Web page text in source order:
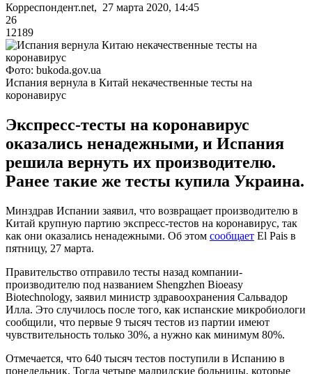
Корреспондент.net, 27 марта 2020, 14:45
26
12189
Фото: bukoda.gov.ua
Испания вернула в Китай некачественные тесты на
коронавирус
Экспресс-тесты на коронавирус
оказались ненадежными, и Испания
решила вернуть их производителю.
Ранее такие же тесты купила Украина.
Минздрав Испании заявил, что возвращает производителю в
Китай крупную партию экспресс-тестов на коронавирус, так
как они оказались ненадежными. Об этом сообщает El Pais в
пятницу, 27 марта.
Правительство отправило тесты назад компании-
производителю под названием Shengzhen Bioeasy
Biotechnology, заявил министр здравоохранения Сальвадор
Илла. Это случилось после того, как испанские микробиологи
сообщили, что первые 9 тысяч тестов из партии имеют
чувствительность только 30%, а нужно как минимум 80%.
Отмечается, что 640 тысяч тестов поступили в Испанию в
понедельник. Тогда четыре мадридские больницы, которые